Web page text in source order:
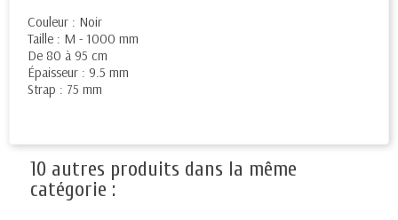
Couleur : Noir
Taille : M - 1000 mm
De 80 à 95 cm
Épaisseur : 9.5 mm
Strap : 75 mm
10 autres produits dans la même
catégorie :